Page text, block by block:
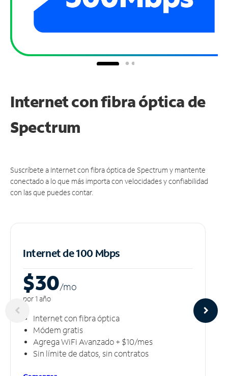
Internet con fibra óptica de
Spectrum
Suscríbete a Internet con fibra óptica de Spectrum y mantente
conectado a lo que más importa con velocidades y confiabilidad
con las que puedes contar.
Internet de 100 Mbps
$30/mo
por 1 año
Internet con fibra óptica
Módem gratis
Agrega WiFi Avanzado + $10/mes
Sin límite de datos, sin contratos